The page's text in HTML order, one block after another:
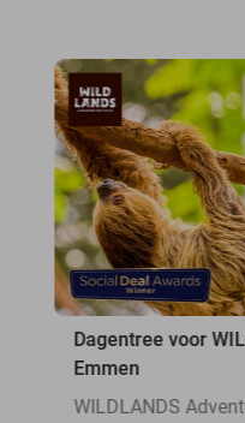
Dagentree voor
Emmen
WILDLANDS